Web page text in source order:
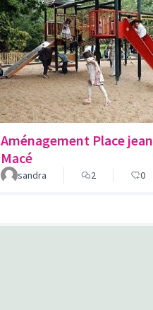
Aménagement Place jean
Macé
sandra
2 0